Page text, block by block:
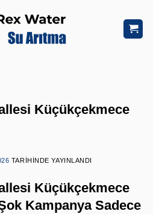
Küçükçekmece
TARIHINDE YAYINLANDI
Küçükçekmece
Şok Kampanya Sadece